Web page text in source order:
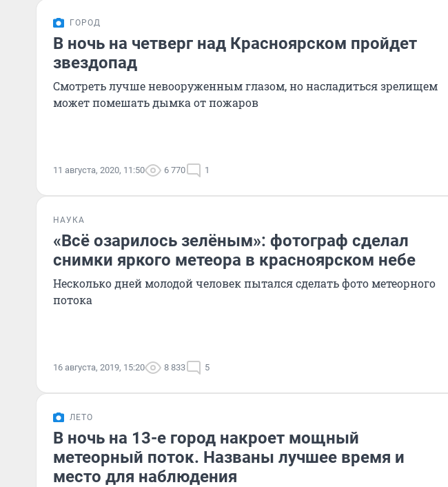
ГОРОД
В ночь на четверг над Красноярском пройдет
звездопад
Смотреть лучше невооруженным глазом, но насладиться зрелищем
может помешать дымка от пожаров
11 августа, 2020, 11:50 6 770 1
НАУКА
«Всё озарилось зелёным»: фотограф сделал
снимки яркого метеора в красноярском небе
Несколько дней молодой человек пытался сделать фото метеорного
потока
16 августа, 2019, 15:20 8 833 5
ЛЕТО
В ночь на 13-е город накроет мощный
метеорный поток. Названы лучшее время и
место для наблюдения